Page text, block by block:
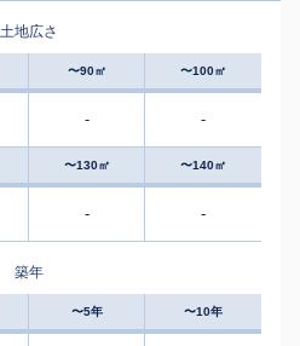
土地広さ
〜90㎡ 〜100㎡
- -
〜130㎡ 〜140㎡
- -
築年
〜5年 〜10年